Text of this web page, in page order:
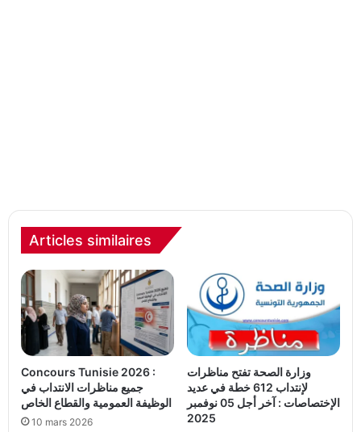
Articles similaires
Concours Tunisie 2026 :
جميع مناظرات الانتداب في
الوظيفة العمومية والقطاع الخاص
10 mars 2026
وزارة الصحة تفتح مناظرات
لإنتداب 612 خطة في عديد
الإختصاصات : آخر أجل 05 نوفمبر
2025